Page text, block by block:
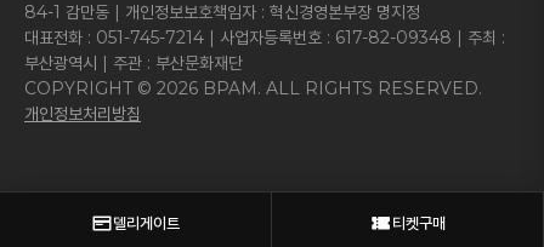
델리게이트 티켓구매
84-1 감만동 | 개인정보보호책임자 : 혁신경영본부장 명지정
대표전화 : 051-745-7214 | 사업자등록번호 : 617-82-09348 | 주최 :
부산광역시 | 주관 : 부산문화재단
COPYRIGHT © 2026 BPAM. ALL RIGHTS RESERVED.
개인정보처리방침